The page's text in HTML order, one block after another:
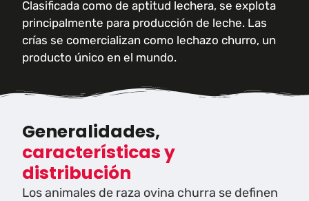
Clasificada como de aptitud lechera, se explota
principalmente para producción de leche. Las
crías se comercializan como lechazo churro, un
producto único en el mundo.
Generalidades,
características y
distribución
Los animales de raza ovina churra se definen